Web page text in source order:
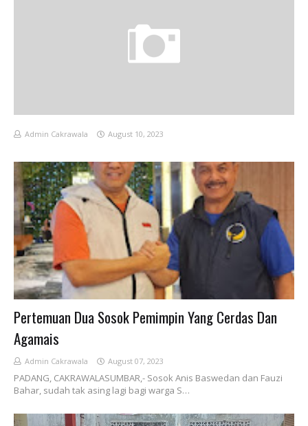
Admin Cakrawala August 10, 2023
Pertemuan Dua Sosok Pemimpin Yang Cerdas Dan
Agamais
Admin Cakrawala August 07, 2023
PADANG, CAKRAWALASUMBAR,- Sosok Anis Baswedan dan Fauzi
Bahar, sudah tak asing lagi bagi warga S…